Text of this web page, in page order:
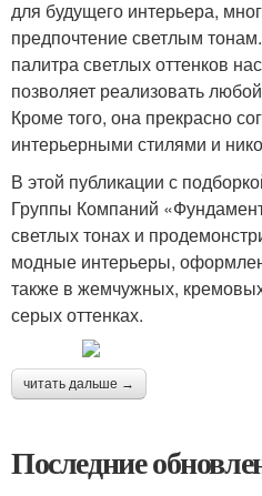
для будущего интерьера,
предпочтение светлым
палитра светлых оттенков
позволяет реализовать
Кроме того, она прекрасно
интерьерными стилями и
В этой публикации с
Группы Компаний
светлых тонах и
модные интерьеры,
также в жемчужных,
серых оттенках.
читать дальше →
Последние